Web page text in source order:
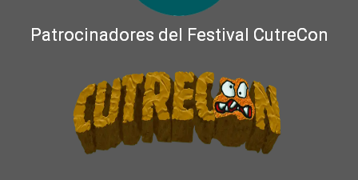
Patrocinadores del Festival CutreCon